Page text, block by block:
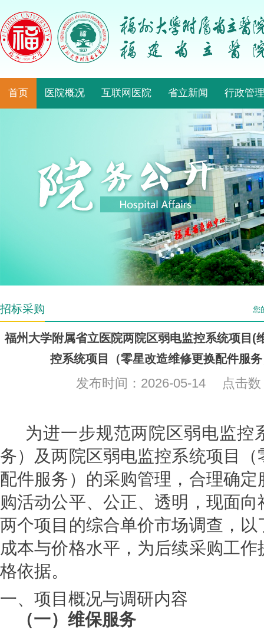
首页 医院概况 互联网医院 省立新闻 行政管理
招标采购 您
福州大学附属省立医院两院区弱电监控系统项目(
控系统项目（零星改造维修更换配件服
发布时间：2026-05-14 点击数
为进一步规范两院区弱电监控
务）及两院区弱电监控系统项目
配件服务）的采购管理，合理确
购活动公平、公正、透明，现面
两个项目的综合单价市场调查，
成本与价格水平，为后续采购工
格依据。
一、项目概况与调研内容
（一）维保服务